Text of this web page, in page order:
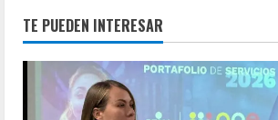
TE PUEDEN INTERESAR